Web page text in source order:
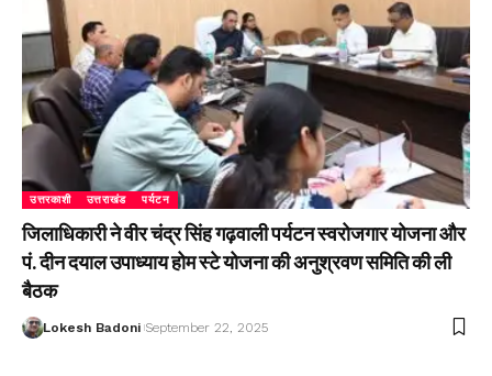
उत्तरकाशी उत्तराखंड पर्यटन
जिलाधिकारी ने वीर चंद्र सिंह गढ़वाली पर्यटन स्वरोजगार योजना और
पं. दीन दयाल उपाध्याय होम स्टे योजना की अनुश्रवण समिति की ली
बैठक
Lokesh Badoni September 22, 2025